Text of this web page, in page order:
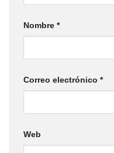
Nombre *
Correo electrónico *
Web